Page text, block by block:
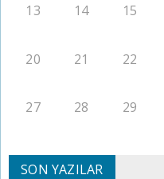
13 14 15
20 21 22
27 28 29
SON YAZILAR